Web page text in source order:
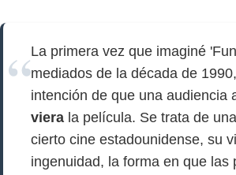
La primera vez que imaginé
mediados de la década de
intención de que una audiencia
viera la película. Se trata de
cierto cine estadounidense, su
ingenuidad, la forma en que las